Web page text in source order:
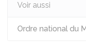
Voir aussi
Ordre national du